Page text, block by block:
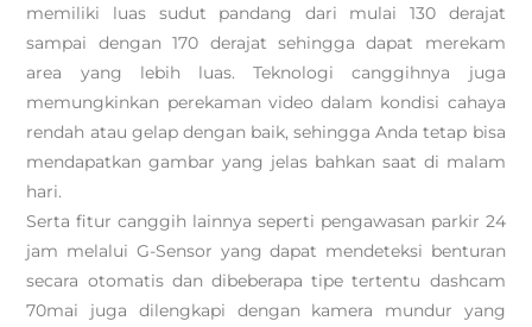
memiliki luas sudut pandang dari mulai 130 derajat
sampai dengan 170 derajat sehingga dapat merekam
area yang lebih luas. Teknologi canggihnya juga
memungkinkan perekaman video dalam kondisi cahaya
rendah atau gelap dengan baik, sehingga Anda tetap bisa
mendapatkan gambar yang jelas bahkan saat di malam
hari.
Serta fitur canggih lainnya seperti pengawasan parkir 24
jam melalui G-Sensor yang dapat mendeteksi benturan
secara otomatis dan dibeberapa tipe tertentu dashcam
70mai juga dilengkapi dengan kamera mundur yang